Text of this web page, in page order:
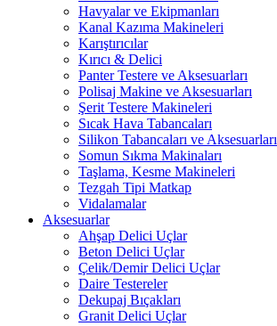
Havyalar ve Ekipmanları
Kanal Kazıma Makineleri
Karıştırıcılar
Kırıcı & Delici
Panter Testere ve Aksesuarları
Polisaj Makine ve Aksesuarları
Şerit Testere Makineleri
Sıcak Hava Tabancaları
Silikon Tabancaları ve Aksesuarları
Somun Sıkma Makinaları
Taşlama, Kesme Makineleri
Tezgah Tipi Matkap
Vidalamalar
Aksesuarlar
Ahşap Delici Uçlar
Beton Delici Uçlar
Çelik/Demir Delici Uçlar
Daire Testereler
Dekupaj Bıçakları
Granit Delici Uçlar